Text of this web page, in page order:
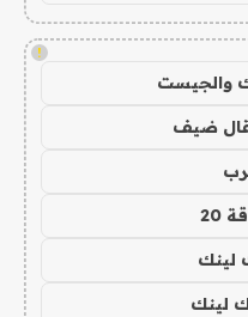
!
والجيست
20
لينك
لينك